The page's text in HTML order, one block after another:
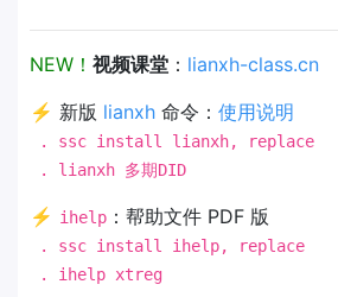
NEW！ 视频课堂 ： lianxh-class.cn
⚡ 新版 lianxh 命令： 使用说明
. ssc install lianxh, replace
. lianxh 多期DID
⚡ ihelp ：帮助文件 PDF 版
. ssc install ihelp, replace
. ihelp xtreg